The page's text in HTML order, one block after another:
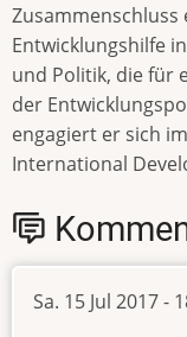
Entwicklungshilfe
und Politik, die für
der
engagiert er sich
International
Sa. 15 Jul 2017 -